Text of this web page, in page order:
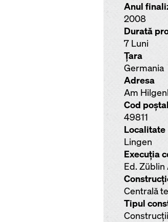
Anul
2008
Durată
7 Luni
Ţara
Germania
Adresa
Am
Cod poştal
49811
Localitate
Lingen
Execuţia
Ed. Züblin
Centrală
Tipul